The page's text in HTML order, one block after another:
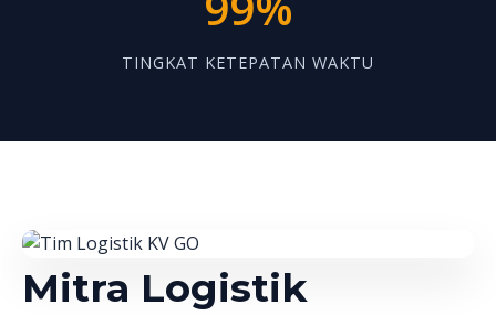
TINGKAT KETEPATAN WAKTU
Mitra Logistik